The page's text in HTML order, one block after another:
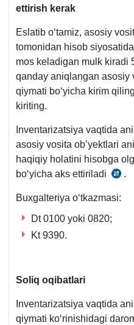
ettirish kerak
Eslatib oʻtamiz, asosiy
tomonidan hisob
mos keladigan mulk kiradi
qanday aniqlangan asosiy
qiymati boʻyicha kirim
kiriting.
Inventarizatsiya vaqtida
asosiy vosita ob’yektlari
haqiqiy holatini hisobga
boʻyicha aks ettiriladi
b.
.
Buхgalteriya oʻtkazmasi:
Dt 0100 yoki 0820;
Kt 9390.
Soliq oqibatlari
Inventarizatsiya vaqtida
qiymati koʻrinishidagi